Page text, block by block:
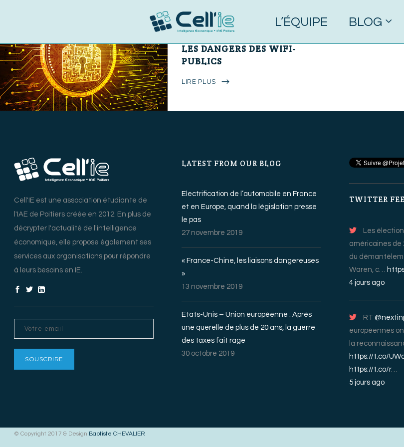
L’ÉQUIPE BLOG
15 mars 2018 0 Commentaires
LES DANGERS DES WIFI-
PUBLICS
LIRE PLUS
Cell'IE est une association étudiante de
l'IAE de Poitiers créée en 2012. En plus de
décrypter l'actualité de l'intelligence
économique, elle propose également ses
services aux organisations pour répondre
à leurs besoins en IE.
LATEST FROM OUR BLOG
Electrification de l’automobile en France
et en Europe, quand la législation presse
le pas
27 novembre 2019
« France-Chine, les liaisons dangereuses
»
13 novembre 2019
Etats-Unis – Union européenne : Après
une querelle de plus de 20 ans, la guerre
des taxes fait rage
30 octobre 2019
TWITTER
Les
américaines de
du
Waren, c…
4 jours ago
RT
européennes
la
https://t.co/
https://t.co/r…
5 jours ago
© Copyright 2017 & Design Baptiste CHEVALIER